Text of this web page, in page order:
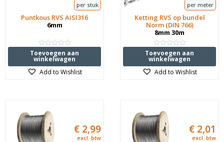
Puntkous RVS AISI316
6mm
Waardering
0
uit
5
per stuk
Toevoegen aan
winkelwagen
Add to Wishlist
Ketting RVS op bundel
Norm (DIN 766)
8mm 30m
Waardering
0
uit
5
per meter
Toevoegen aan
winkelwagen
Add to Wishlist
€ 2,99
excl. btw
€ 2,01
excl. btw